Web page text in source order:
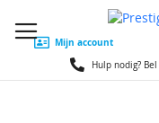
Mijn account
Hulp nodig? Bel